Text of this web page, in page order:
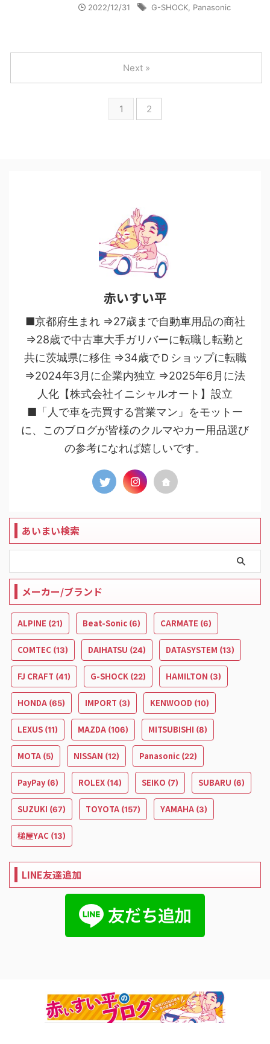
2022/12/31 G-SHOCK Panasonic
1 2
Next »
赤いすい平
■京都府生まれ ⇒27歳まで自動車用品の商社
⇒28歳で中古車大手ガリバーに転職し転勤と
共に茨城県に移住 ⇒34歳でＤショップに転職
⇒2024年3月に企業内独立 ⇒2025年6月に法
人化【株式会社イニシャルオート】設立
■「人で車を売買する営業マン」をモットー
に、このブログが皆様のクルマやカー用品選び
の参考になれば嬉しいです。
あいまい検索
メーカー/ブランド
ALPINE (21) Beat-Sonic (6) CARMATE (6)
COMTEC (13) DAIHATSU (24) DATASYSTEM (13)
FJ CRAFT (41) G-SHOCK (22) HAMILTON (3)
HONDA (65) IMPORT (3) KENWOOD (10)
LEXUS (11) MAZDA (106) MITSUBISHI (8)
MOTA (5) NISSAN (12) Panasonic (22)
PayPay(6) ROLEX (14) SEIKO (7) SUBARU (6)
SUZUKI (67) TOYOTA (157) YAMAHA (3)
槌屋YAC (13)
LINE友達追加